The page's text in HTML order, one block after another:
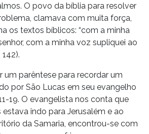
O povo da bíblia para resolver
clamava com muita força,
os textos bíblicos: “com a minha
com a minha voz supliquei ao
um parêntese para recordar um
por São Lucas em seu evangelho
19. O evangelista nos conta que
estava indo para Jerusalém e ao
da Samaria, encontrou-se com